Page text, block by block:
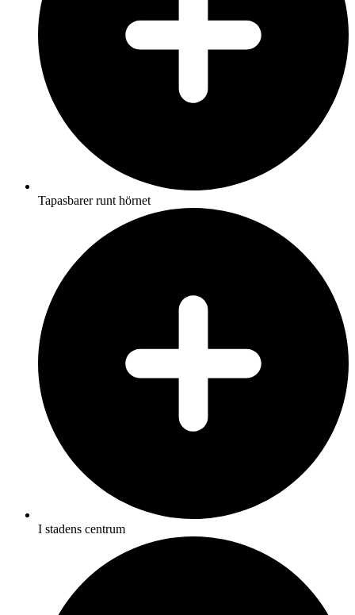
Tapasbarer runt hörnet
I stadens centrum